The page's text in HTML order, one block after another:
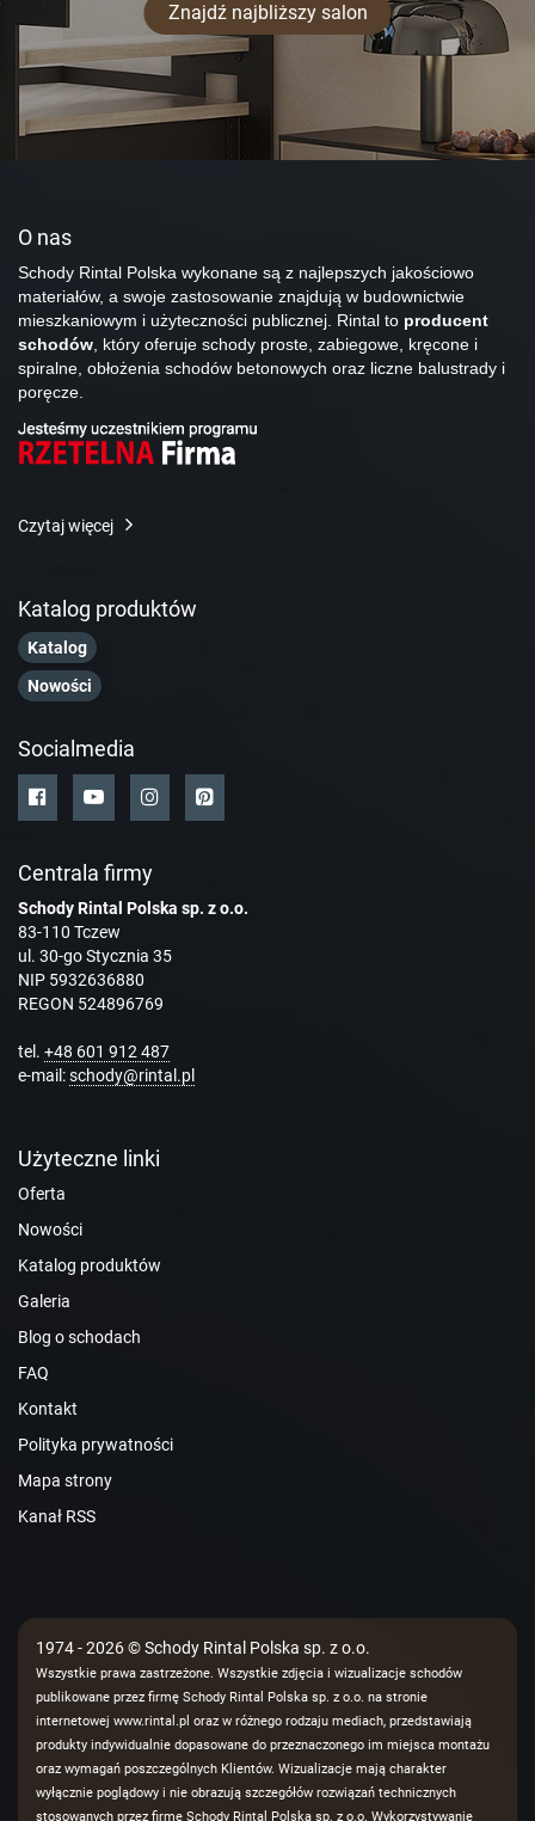
Znajdź najbliższy salon
O nas
Schody Rintal Polska wykonane są z najlepszych jakościowo
materiałów, a swoje zastosowanie znajdują w budownictwie
mieszkaniowym i użyteczności publicznej. Rintal to producent
schodów, który oferuje schody proste, zabiegowe, kręcone i
spiralne, obłożenia schodów betonowych oraz liczne balustrady i
poręcze.
Czytaj więcej
Katalog produktów
Katalog
Nowości
Socialmedia
Centrala firmy
Schody Rintal Polska sp. z o.o.
83-110 Tczew
ul. 30-go Stycznia 35
NIP 5932636880
REGON 524896769
tel. +48 601 912 487
e-mail:schody@rintal.pl
Użyteczne linki
Oferta
Nowości
Katalog produktów
Galeria
Blog o schodach
FAQ
Kontakt
Polityka prywatności
Mapa strony
Kanał RSS
1974 - 2026 © Schody Rintal Polska sp. z o.o.
Wszystkie prawa zastrzeżone. Wszystkie zdjęcia i wizualizacje schodów
publikowane przez firmę Schody Rintal Polska sp. z o.o. na stronie
internetowej www.rintal.pl oraz w różnego rodzaju mediach, przedstawiają
produkty indywidualnie dopasowane do przeznaczonego im miejsca montażu
oraz wymagań poszczególnych Klientów. Wizualizacje mają charakter
wyłącznie poglądowy i nie obrazują szczegółów rozwiązań technicznych
stosowanych przez firmę Schody Rintal Polska sp. z o.o. Wykorzystywanie